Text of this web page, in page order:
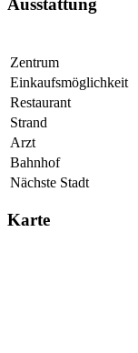
Ausstattung
Zentrum
Einkaufsmöglichkeit
Restaurant
Strand
Arzt
Bahnhof
Nächste Stadt
Karte